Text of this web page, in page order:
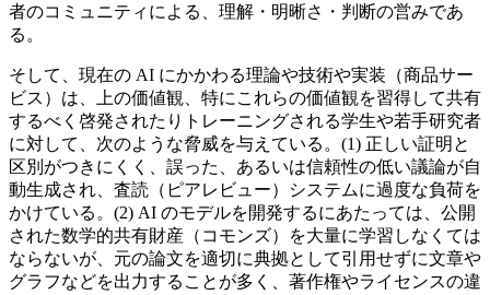
者のコミュニティによる、理解・明晰さ・判断の営みであ
る。
そして、現在の AI にかかわる理論や技術や実装（商品サー
ビス）は、上の価値観、特にこれらの価値観を習得して共有
するべく啓発されたりトレーニングされる学生や若手研究者
に対して、次のような脅威を与えている。(1) 正しい証明と
区別がつきにくく、誤った、あるいは信頼性の低い議論が自
動生成され、査読（ピアレビュー）システムに過度な負荷を
かけている。(2) AI のモデルを開発するにあたっては、公開
された数学的共有財産（コモンズ）を大量に学習しなくては
ならないが、元の論文を適切に典拠として引用せずに文章や
グラフなどを出力することが多く、著作権やライセンスの違